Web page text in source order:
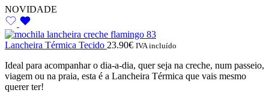
NOVIDADE
Lancheira Térmica Tecido 23.90€ IVA incluído
Ideal para acompanhar o dia-a-dia, quer seja na creche, num passeio,
viagem ou na praia, esta é a Lancheira Térmica que vais mesmo
querer ter!